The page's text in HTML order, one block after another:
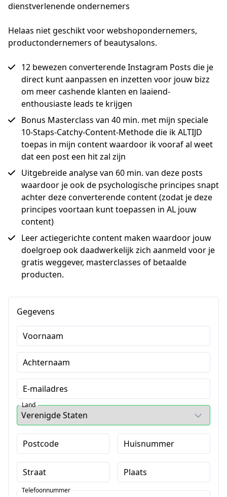
dienstverlenende ondernemers
Helaas niet geschikt voor webshopondernemers,
productondernemers of beautysalons.
12 bewezen converterende Instagram Posts die je
direct kunt aanpassen en inzetten voor jouw bizz
om meer cashende klanten en laaiend-
enthousiaste leads te krijgen
Bonus Masterclass van 40 min. met mijn speciale
10-Staps-Catchy-Content-Methode die ik ALTIJD
toepas in mijn content waardoor ik vooraf al weet
dat een post een hit zal zijn
Uitgebreide analyse van 60 min. van deze posts
waardoor je ook de psychologische principes snapt
achter deze converterende content (zodat je deze
principes voortaan kunt toepassen in AL jouw
content)
Leer actiegerichte content maken waardoor jouw
doelgroep ook daadwerkelijk zich aanmeld voor je
gratis weggever, masterclasses of betaalde
producten.
Gegevens
Voornaam
Achternaam
E-mailadres
Land
Postcode Huisnummer
Straat Plaats
Telefoonnummer